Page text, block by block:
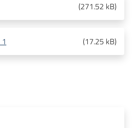
(271.52 kB)
(17.25 kB)